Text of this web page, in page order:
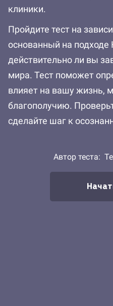
клиники.
Пройдите тест на
основанный на подходе
действительно ли вы
мира. Тест поможет
влияет на вашу жизнь,
благополучию.
сделайте шаг к
Автор теста: